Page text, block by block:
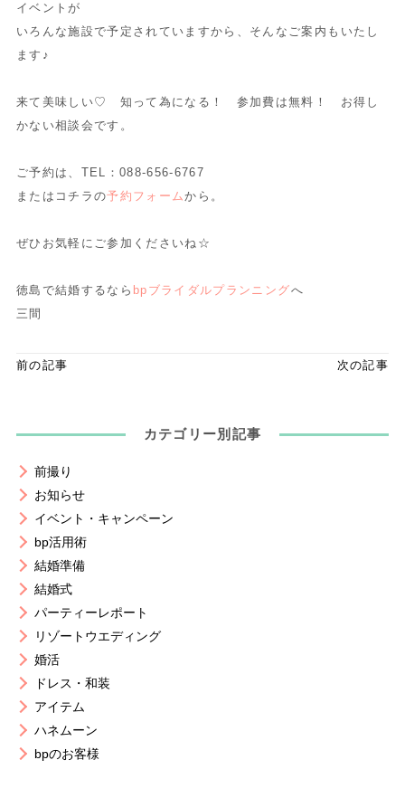
イベントが
いろんな施設で予定されていますから、そんなご案内もいたし
ます♪
来て美味しい♡ 知って為になる！ 参加費は無料！ お得し
かない相談会です。
ご予約は、TEL：088-656-6767
またはコチラの予約フォームから。
ぜひお気軽にご参加くださいね☆
徳島で結婚するなら bpブライダルプランニングへ
三間
前の記事 次の記事
カテゴリー別記事
前撮り
お知らせ
イベント・キャンペーン
bp活用術
結婚準備
結婚式
パーティーレポート
リゾートウエディング
婚活
ドレス・和装
アイテム
ハネムーン
bpのお客様